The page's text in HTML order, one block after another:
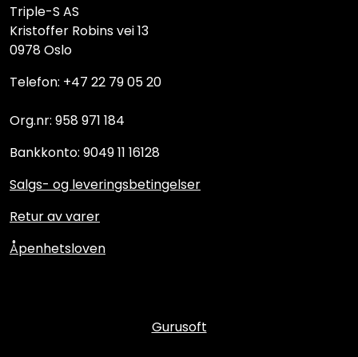
Triple-S AS
Kristoffer Robins vei 13
0978 Oslo
Telefon: +47 22 79 05 20
Org.nr: 958 971 184
Bankkonto: 9049 11 16128
Salgs- og leveringsbetingelser
Retur av varer
Åpenhetsloven
Gurusoft